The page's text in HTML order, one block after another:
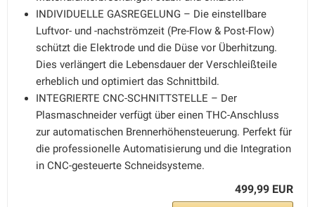
INDIVIDUELLE GASREGELUNG – Die einstellbare
Luftvor- und -nachströmzeit (Pre-Flow & Post-Flow)
schützt die Elektrode und die Düse vor Überhitzung.
Dies verlängert die Lebensdauer der Verschleißteile
erheblich und optimiert das Schnittbild.
INTEGRIERTE CNC-SCHNITTSTELLE – Der
Plasmaschneider verfügt über einen THC-Anschluss
zur automatischen Brennerhöhensteuerung. Perfekt für
die professionelle Automatisierung und die Integration
in CNC-gesteuerte Schneidsysteme.
499,99 EUR